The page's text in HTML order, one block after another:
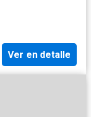
Ver en detalle